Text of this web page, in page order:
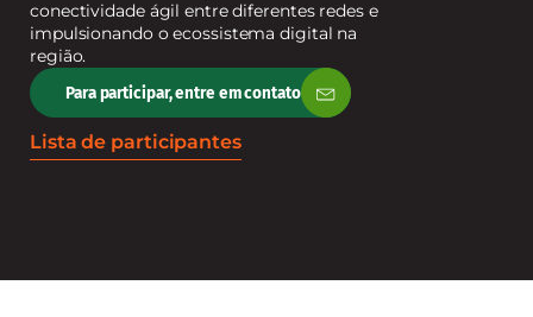
conectividade ágil entre diferentes redes e
impulsionando o ecossistema digital na
região.
Para participar, entre em contato
Lista de participantes